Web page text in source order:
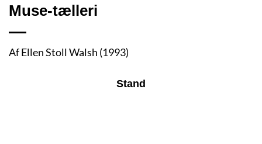
Muse-tælleri
Af Ellen Stoll Walsh (1993)
Stand